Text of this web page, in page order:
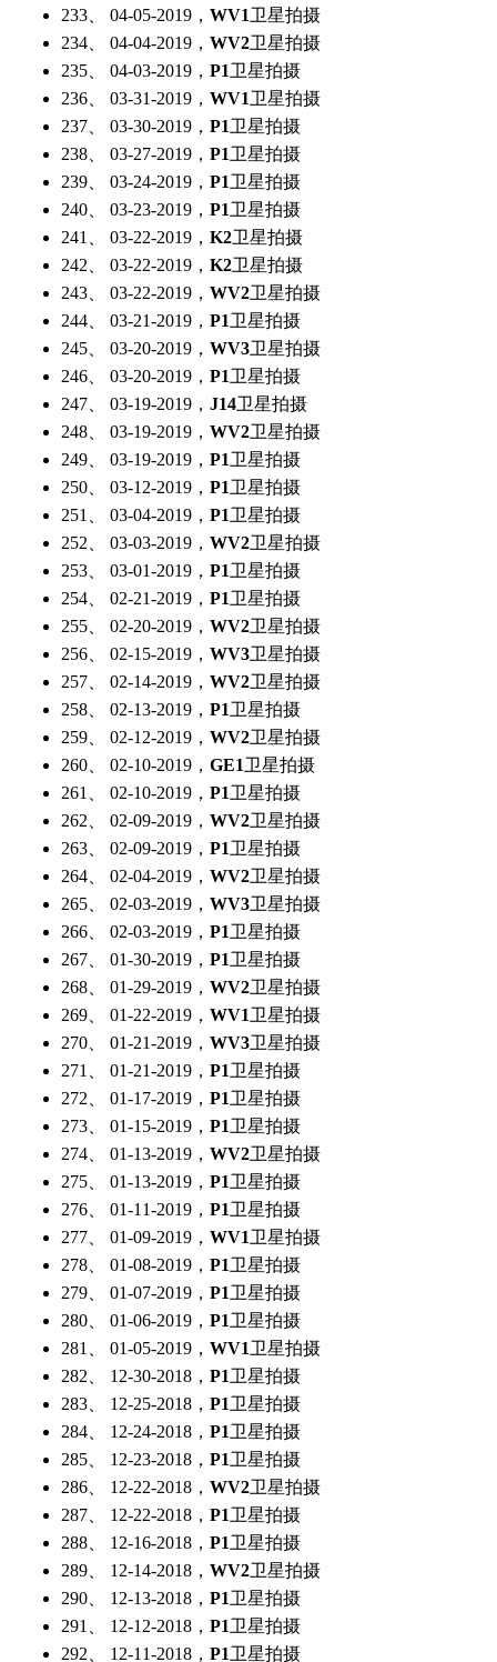
233、 04-05-2019， WV1卫星拍摄
234、 04-04-2019， WV2卫星拍摄
235、 04-03-2019， P1卫星拍摄
236、 03-31-2019， WV1卫星拍摄
237、 03-30-2019， P1卫星拍摄
238、 03-27-2019， P1卫星拍摄
239、 03-24-2019， P1卫星拍摄
240、 03-23-2019， P1卫星拍摄
241、 03-22-2019， K2卫星拍摄
242、 03-22-2019， K2卫星拍摄
243、 03-22-2019， WV2卫星拍摄
244、 03-21-2019， P1卫星拍摄
245、 03-20-2019， WV3卫星拍摄
246、 03-20-2019， P1卫星拍摄
247、 03-19-2019， J14卫星拍摄
248、 03-19-2019， WV2卫星拍摄
249、 03-19-2019， P1卫星拍摄
250、 03-12-2019， P1卫星拍摄
251、 03-04-2019， P1卫星拍摄
252、 03-03-2019， WV2卫星拍摄
253、 03-01-2019， P1卫星拍摄
254、 02-21-2019， P1卫星拍摄
255、 02-20-2019， WV2卫星拍摄
256、 02-15-2019， WV3卫星拍摄
257、 02-14-2019， WV2卫星拍摄
258、 02-13-2019， P1卫星拍摄
259、 02-12-2019， WV2卫星拍摄
260、 02-10-2019， GE1卫星拍摄
261、 02-10-2019， P1卫星拍摄
262、 02-09-2019， WV2卫星拍摄
263、 02-09-2019， P1卫星拍摄
264、 02-04-2019， WV2卫星拍摄
265、 02-03-2019， WV3卫星拍摄
266、 02-03-2019， P1卫星拍摄
267、 01-30-2019， P1卫星拍摄
268、 01-29-2019， WV2卫星拍摄
269、 01-22-2019， WV1卫星拍摄
270、 01-21-2019， WV3卫星拍摄
271、 01-21-2019， P1卫星拍摄
272、 01-17-2019， P1卫星拍摄
273、 01-15-2019， P1卫星拍摄
274、 01-13-2019， WV2卫星拍摄
275、 01-13-2019， P1卫星拍摄
276、 01-11-2019， P1卫星拍摄
277、 01-09-2019， WV1卫星拍摄
278、 01-08-2019， P1卫星拍摄
279、 01-07-2019， P1卫星拍摄
280、 01-06-2019， P1卫星拍摄
281、 01-05-2019， WV1卫星拍摄
282、 12-30-2018， P1卫星拍摄
283、 12-25-2018， P1卫星拍摄
284、 12-24-2018， P1卫星拍摄
285、 12-23-2018， P1卫星拍摄
286、 12-22-2018， WV2卫星拍摄
287、 12-22-2018， P1卫星拍摄
288、 12-16-2018， P1卫星拍摄
289、 12-14-2018， WV2卫星拍摄
290、 12-13-2018， P1卫星拍摄
291、 12-12-2018， P1卫星拍摄
292、 12-11-2018， P1卫星拍摄